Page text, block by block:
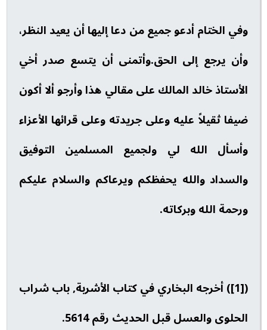
وفي الختام أدعو جميع من دعا إليها أن يعيد النظر،
وأن يرجع إلى الحق.وأتمنى أن يتسع صدر أخي
الأستاذ خالد المالك على مقالي هذا وأرجو ألا أكون
ضيفا ثقيلاً عليه وعلى جريدته وعلى قرائها الأعزاء
وأسأل الله لي ولجميع المسلمين التوفيق
والسداد والله يحفظكم ويرعاكم والسلام عليكم
ورحمة الله وبركاته.
([1]) أخرجه البخاري في كتاب الأشربة, باب شراب
الحلوى والعسل قبل الحديث رقم 5614.